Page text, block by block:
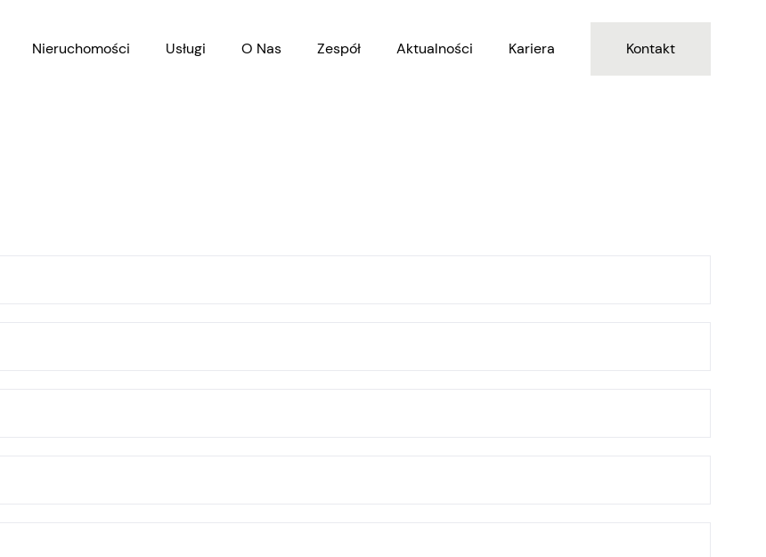
Nieruchomości Usługi O Nas Zespół Aktualności Kariera Kontakt